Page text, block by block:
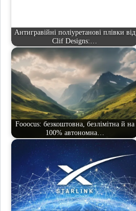
Антигравійні поліуретанові плівки від
Clif Designs:…
Fooocus: безкоштовна, безлімітна й на
100% автономна…